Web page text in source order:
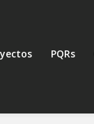
PQRs